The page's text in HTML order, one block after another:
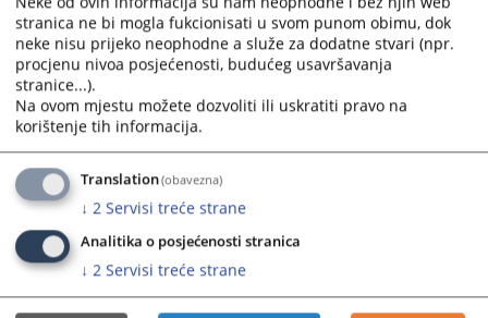
question
mark
key
to
get
the
keyboard
shortcuts
for
changing
dates.
question
mark
key
to
get
the
keyboard
shortcuts
for
changing
dates.
13.06.2025.
31.05.2024.
Godišnji izvještaj o izvršenju budžeta za period
01.01.-31.12.2023. godine
30.06.2023.
Godišnji izvještaj o izvršenju budžeta za period
01.01.-31.12.2022. godine
stranica ne bi mogla fukcionisati u svom punom obimu, dok
neke nisu prijeko neophodne a služe za dodatne stvari (npr.
procjenu nivoa posjećenosti, budućeg usavršavanja
stranice...).
Na ovom mjestu možete dozvoliti ili uskratiti pravo na
korištenje tih informacija.
Translation(obavezna)
↓ 2 Servisi treće strane
Analitika o posjećenosti stranica
↓ 2 Servisi treće strane